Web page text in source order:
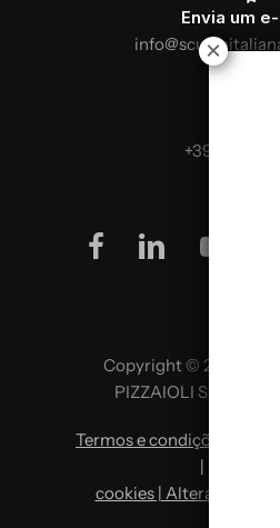
Envia um
+39
facebook
linkedin
Copyright © 2026
PIZZAIOLI SRL P. IVA
Termos e condições
cookies | Alterar